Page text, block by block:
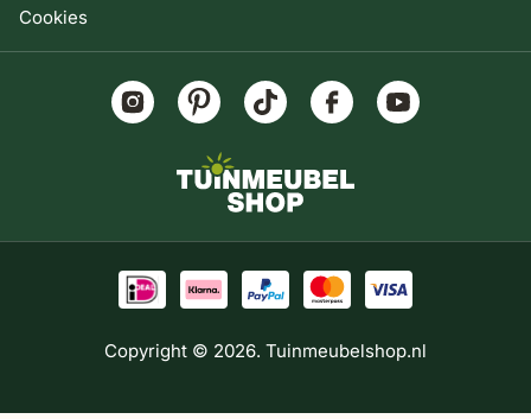
Cookies
Copyright © 2026. Tuinmeubelshop.nl